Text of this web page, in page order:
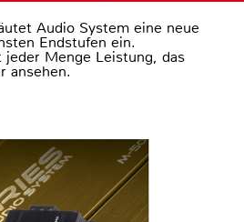
Audio System eine neue
Endstufen ein.
jeder Menge Leistung, das
ansehen.